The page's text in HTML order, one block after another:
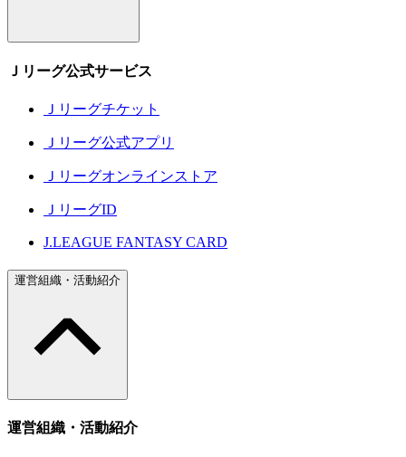
Ｊリーグ公式サービス
Ｊリーグチケット
Ｊリーグ公式アプリ
Ｊリーグオンラインストア
ＪリーグID
J.LEAGUE FANTASY CARD
運営組織・活動紹介
運営組織・活動紹介